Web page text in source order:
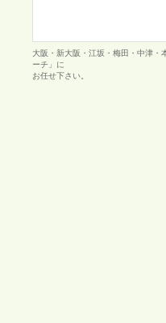
大阪・新大阪・江坂・梅田・中津
ーチ」に
お任せ下さい。